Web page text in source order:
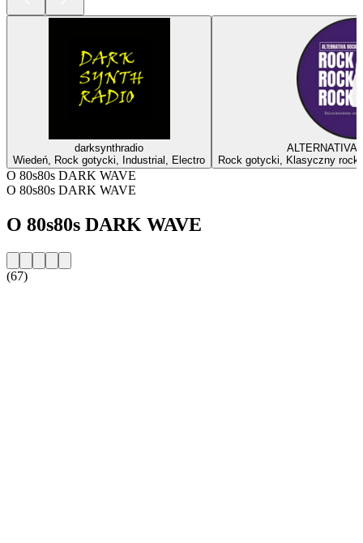
darksynthradio
Wiedeń, Rock gotycki, Industrial, Electro
ALTERNATIVA
Rock gotycki, Klasyczny
O 80s80s DARK WAVE
O 80s80s DARK WAVE
O 80s80s DARK WAVE
(67)